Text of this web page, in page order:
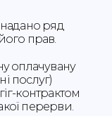
надано ряд
прав.
оплачувану
послуг)
контрактом
перерви.